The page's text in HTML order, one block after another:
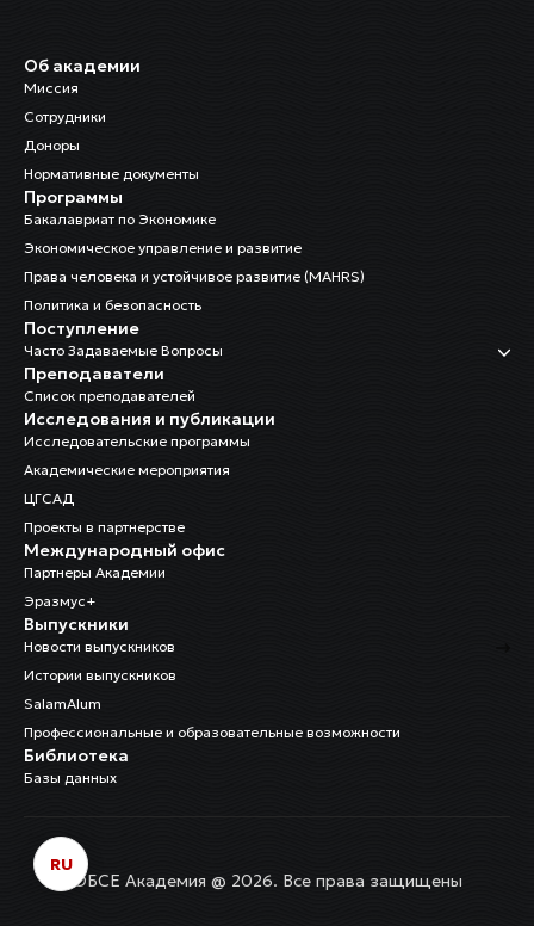
Об академии
Миссия
Сотрудники
Доноры
Нормативные документы
Программы
Бакалавриат по Экономике
Экономическое управление и развитие
Права человека и устойчивое развитие (MAHRS)
Политика и безопасность
Поступление
Часто Задаваемые Вопросы
Преподаватели
Список преподавателей
Исследования и публикации
Исследовательские программы
Академические мероприятия
ЦГСАД
Проекты в партнерстве
Международный офис
Партнеры Академии
Эразмус+
Выпускники
Новости выпускников
Истории выпускников
SalamAlum
Профессиональные и образовательные возможности
Библиотека
Базы данных
ОБСЕ Академия @ 2026. Все права защищены
RU